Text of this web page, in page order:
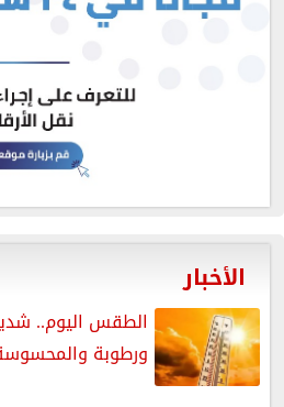
الأخبار
الطقس اليوم.. شديد
ورطوبة والمحسوسة